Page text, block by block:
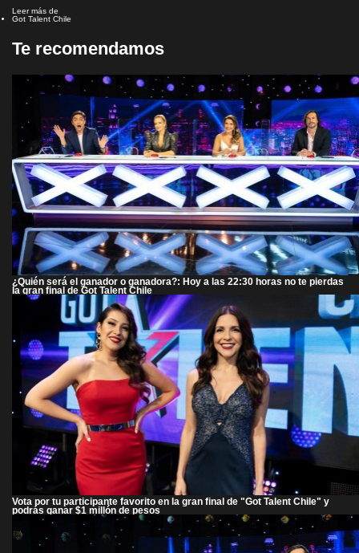
Leer más de
Got Talent Chile
Te recomendamos
¿Quién será el ganador o ganadora?: Hoy a las 22:30 horas no te pierdas
la gran final de Got Talent Chile
Vota por tu participante favorito en la gran final de "Got Talent Chile" y
podrás ganar $1 millón de pesos